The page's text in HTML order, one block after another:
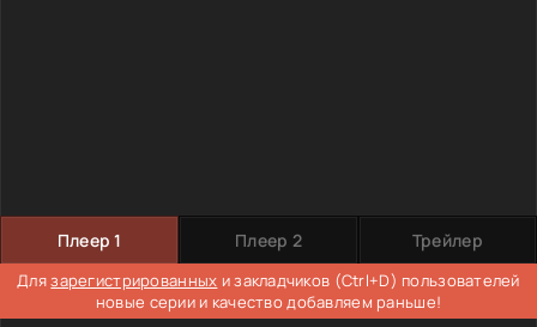
Плеер 1 Плеер 2 Трейлер
Длязарегистрированных и закладчиков (Ctrl+D) пользователей
новые серии и качество добавляем раньше!